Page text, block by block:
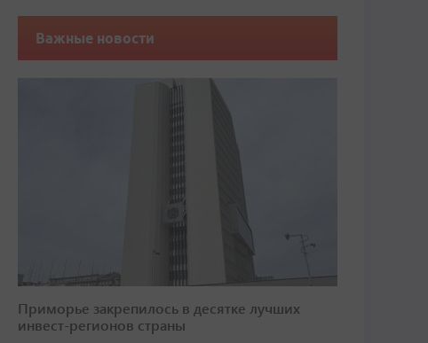
Важные новости
Приморье закрепилось в десятке лучших
инвест-регионов страны